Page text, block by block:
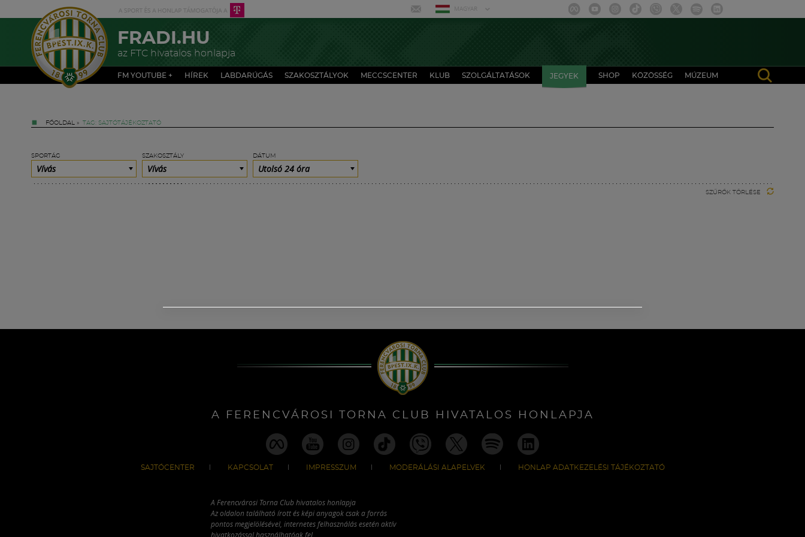
MAGYAR
FRADI.HU
az FTC hivatalos honlapja
FM YOUTUBE + HÍREK LABDARÚGÁS SZAKOSZTÁLYOK MECCSCENTER KLUB SZOLGÁLTATÁSOK JEGYEK SHOP KÖZÖSSÉG MÚZEUM
FŐOLDAL » TAG: SAJTÓTÁJÉKOZTATÓ
SPORTÁG
Vívás
SZAKOSZTÁLY
Vívás
DÁTUM
Utolsó 24 óra
SZŰRŐK TÖRLÉSE
A FERENCVÁROSI TORNA CLUB HIVATALOS HONLAPJA
SAJTÓCENTER KAPCSOLAT IMPRESSZUM MODERÁLÁSI ALAPELVEK HONLAP ADATKEZELÉSI TÁJÉKOZTATÓ
A Ferencvárosi Torna Club hivatalos honlapja
Az oldalon található írott és képi anyagok csak a forrás
pontos megjelölésével, internetes felhasználás esetén aktív
hivatkozással használhatóak fel.